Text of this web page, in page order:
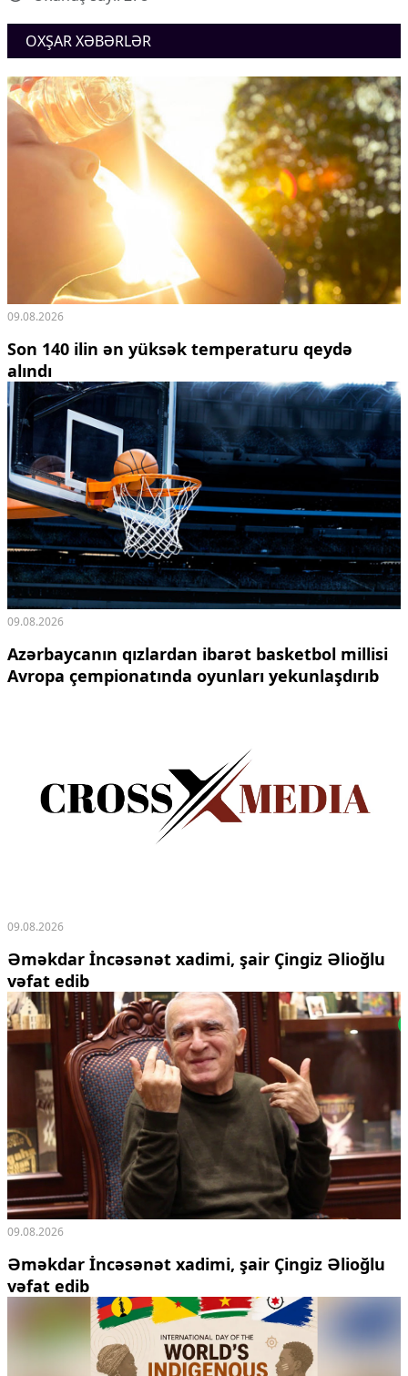
OXŞAR XƏBƏRLƏR
09.08.2026
Son 140 ilin ən yüksək temperaturu qeydə
alındı
09.08.2026
Azərbaycanın qızlardan ibarət basketbol millisi
Avropa çempionatında oyunları yekunlaşdırıb
09.08.2026
Əməkdar İncəsənət xadimi, şair Çingiz Əlioğlu
vəfat edib
09.08.2026
Əməkdar İncəsənət xadimi, şair Çingiz Əlioğlu
vəfat edib